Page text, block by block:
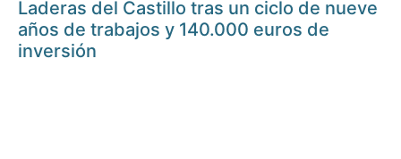
Laderas del Castillo tras un ciclo de nueve
años de trabajos y 140.000 euros de
inversión